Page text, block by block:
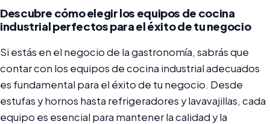
Descubre cómo elegir los equipos de cocina
industrial perfectos para el éxito de tu negocio
Si estás en el negocio de la gastronomía, sabrás que
contar con los equipos de cocina industrial adecuados
es fundamental para el éxito de tu negocio. Desde
estufas y hornos hasta refrigeradores y lavavajillas, cada
equipo es esencial para mantener la calidad y la